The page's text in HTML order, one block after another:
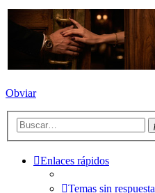
Obviar
Enlaces rápidos
Temas sin respuesta